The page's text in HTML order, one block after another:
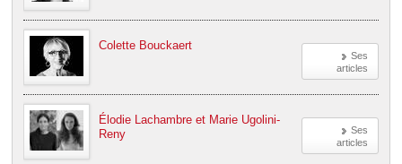
Ses
articles
Colette Bouckaert
Ses
articles
Élodie Lachambre et Marie Ugolini-
Reny